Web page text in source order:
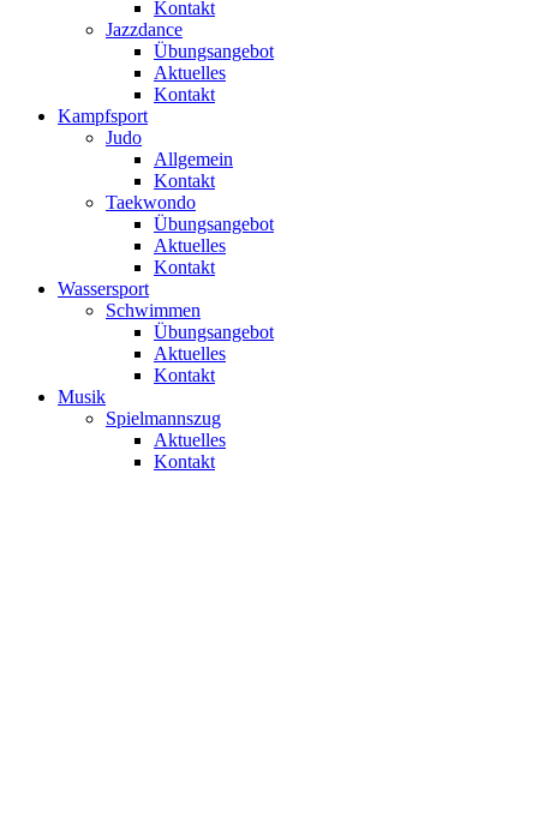
Kontakt
Jazzdance
Übungsangebot
Aktuelles
Kontakt
Kampfsport
Judo
Allgemein
Kontakt
Taekwondo
Übungsangebot
Aktuelles
Kontakt
Wassersport
Schwimmen
Übungsangebot
Aktuelles
Kontakt
Musik
Spielmannszug
Aktuelles
Kontakt